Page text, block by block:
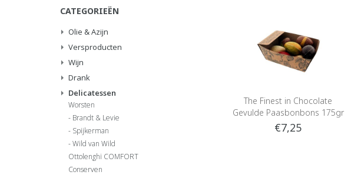
CATEGORIEËN
Olie & Azijn
Versproducten
Wijn
Drank
Delicatessen
Worsten
Brandt & Levie
Spijkerman
Wild van Wild
Ottolenghi COMFORT
Conserven
The Finest in Chocolate
Gevulde Paasbonbons 175gr
€7,25